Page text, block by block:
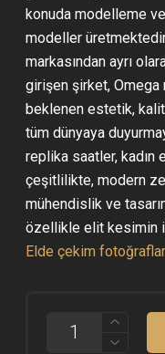
konuda modelleme
modeller
markasından ayrı
girişen şirket, Omega
beklenen estetik,
tüm dünyaya
replika saatler, kadın
çeşitlilikte, modern
mühendislik ve
özellikle elit kesimin
Elde çekim
PLANET